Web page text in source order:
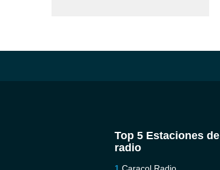
Top 5 Estaciones de
radio